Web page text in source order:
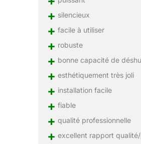
+ silencieux
+ facile à utiliser
+ robuste
+ bonne capacité de
+ esthétiquement très joli
+ installation facile
+ fiable
+ qualité professionnelle
+ excellent rapport